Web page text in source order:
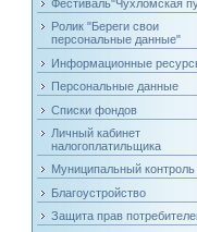
Фестиваль"Чухломская
Ролик "Береги свои
персональные данные"
Информационные
Персональные данные
Списки фондов
Личный кабинет
налогоплатильщика
Муниципальный контроль
Благоустройство
Защита прав